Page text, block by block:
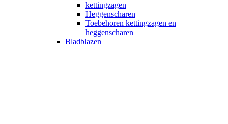
kettingzagen
Heggenscharen
Toebehoren kettingzagen en
heggenscharen
Bladblazen